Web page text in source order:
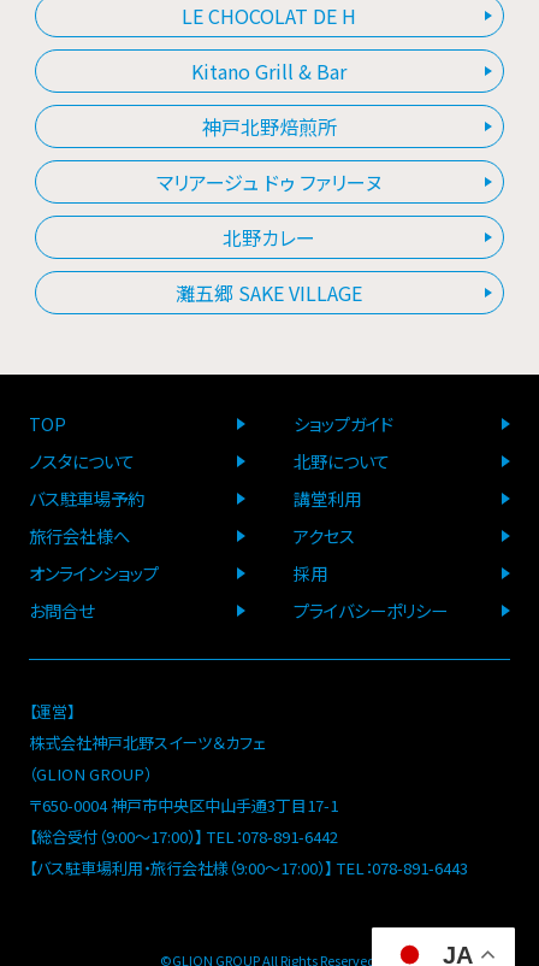
LE CHOCOLAT DE H
Kitano Grill & Bar
神戸北野焙煎所
マリアージュ ドゥ ファリーヌ
北野カレー
灘五郷 SAKE VILLAGE
TOP
ショップガイド
ノスタについて
北野について
バス駐車場予約
講堂利用
旅行会社様へ
アクセス
オンラインショップ
採用
お問合せ
プライバシーポリシー
【運営】
株式会社神戸北野スイーツ＆カフェ
（GLION GROUP）
〒650-0004 神戸市中央区中山手通3丁目17-1
【総合受付（9:00～17:00）】 TEL：078-891-6442
【バス駐車場利用・旅行会社様（9:00～17:00）】 TEL：078-891-6443
©GLION GROUP All Rights Reserved. JA